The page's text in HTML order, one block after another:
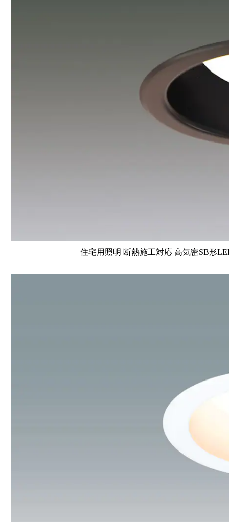
住宅用照明 断熱施工対応 高気密SB形